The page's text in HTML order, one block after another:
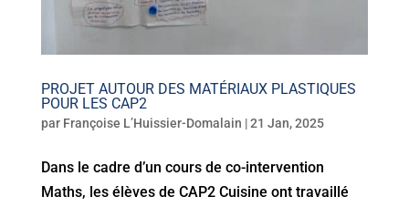
PROJET AUTOUR DES MATÉRIAUX PLASTIQUES
POUR LES CAP2
par Françoise L’Huissier-Domalain |21 Jan, 2025
Dans le cadre d’un cours de co-intervention
Maths, les élèves de CAP2 Cuisine ont travaillé